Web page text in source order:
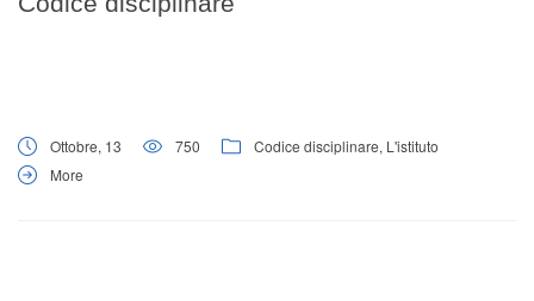
Ottobre, 13 750 Codice disciplinare, L'istituto
More